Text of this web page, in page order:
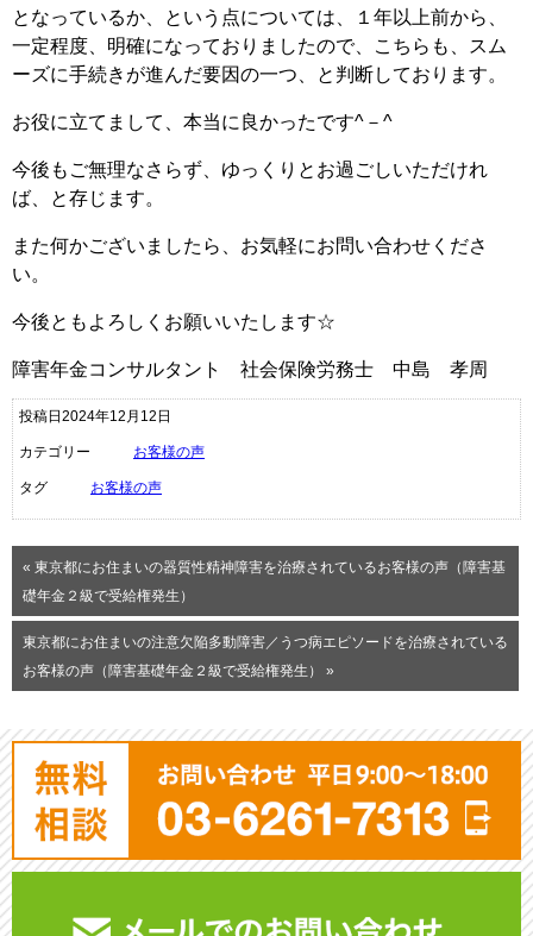
となっているか、という点については、１年以上前から、
一定程度、明確になっておりましたので、こちらも、スム
ーズに手続きが進んだ要因の一つ、と判断しております。
お役に立てまして、本当に良かったです^－^
今後もご無理なさらず、ゆっくりとお過ごしいただけれ
ば、と存じます。
また何かございましたら、お気軽にお問い合わせくださ
い。
今後ともよろしくお願いいたします☆
障害年金コンサルタント 社会保険労務士 中島 孝周
投稿日2024年12月12日
カテゴリー お客様の声
タグ お客様の声
« 東京都にお住まいの器質性精神障害を治療されているお客様の声（障害基
礎年金２級で受給権発生）
東京都にお住まいの注意欠陥多動障害／うつ病エピソードを治療されている
お客様の声（障害基礎年金２級で受給権発生） »